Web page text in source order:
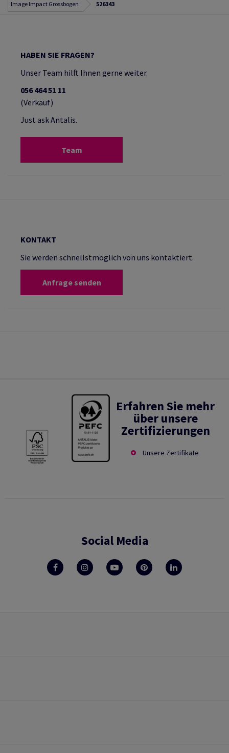
Image Impact Grossbogen 526343
HABEN SIE FRAGEN?
Unser Team hilft Ihnen gerne weiter.
056 464 51 11
(Verkauf)
Just ask Antalis.
Team
KONTAKT
Sie werden schnellstmöglich von uns kontaktiert.
Anfrage senden
Erfahren Sie mehr
über unsere
Zertifizierungen
Unsere Zertifikate
Social Media